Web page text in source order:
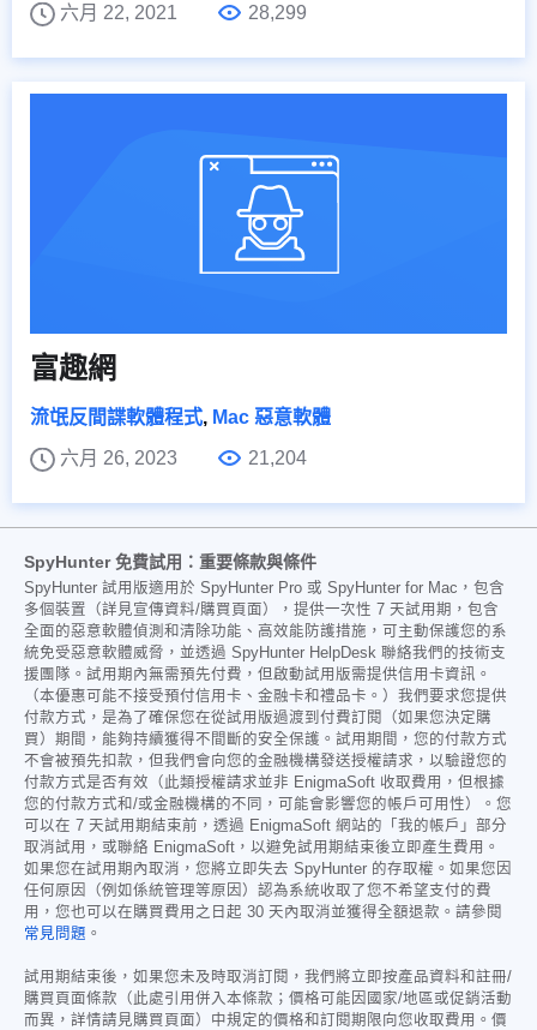
六月 22, 2021
28,299
富趣網
流氓反間諜軟體程式, Mac 惡意軟體
六月 26, 2023
21,204
SpyHunter 免費試用：重要條款與條件
SpyHunter 試用版適用於 SpyHunter Pro 或 SpyHunter for Mac，包含
多個裝置（詳見宣傳資料/購買頁面），提供一次性 7 天試用期，包含
全面的惡意軟體偵測和清除功能、高效能防護措施，可主動保護您的系
統免受惡意軟體威脅，並透過 SpyHunter HelpDesk 聯絡我們的技術支
援團隊。試用期內無需預先付費，但啟動試用版需提供信用卡資訊。
（本優惠可能不接受預付信用卡、金融卡和禮品卡。）我們要求您提供
付款方式，是為了確保您在從試用版過渡到付費訂閱（如果您決定購
買）期間，能夠持續獲得不間斷的安全保護。試用期間，您的付款方式
不會被預先扣款，但我們會向您的金融機構發送授權請求，以驗證您的
付款方式是否有效（此類授權請求並非 EnigmaSoft 收取費用，但根據
您的付款方式和/或金融機構的不同，可能會影響您的帳戶可用性）。您
可以在 7 天試用期結束前，透過 EnigmaSoft 網站的「我的帳戶」部分
取消試用，或聯絡 EnigmaSoft，以避免試用期結束後立即產生費用。
如果您在試用期內取消，您將立即失去 SpyHunter 的存取權。如果您因
任何原因（例如係統管理等原因）認為系統收取了您不希望支付的費
用，您也可以在購買費用之日起 30 天內取消並獲得全額退款。請參閱
常見問題 。
試用期結束後，如果您未及時取消訂閱，我們將立即按產品資料和註冊/
購買頁面條款（此處引用併入本條款；價格可能因國家/地區或促銷活動
而異，詳情請見購買頁面）中規定的價格和訂閱期限向您收取費用。價